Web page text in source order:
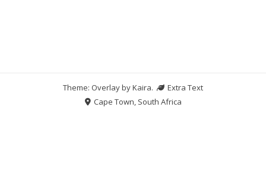
Theme: Overlay byKaira.
Extra Text
Cape Town, South Africa